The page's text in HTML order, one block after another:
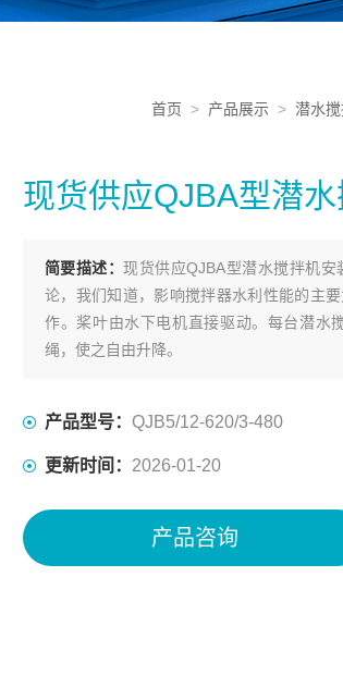
首页 > 产品展示 > 潜水
现货供应QJBA型潜
简要描述：现货供应QJBA型潜水搅拌机
论，我们知道，影响搅拌器水利性能的主
作。桨叶由水下电机直接驱动。每台潜水
绳，使之自由升降。
产品型号： QJB5/12-620/3-480
更新时间： 2026-01-20
产品咨询